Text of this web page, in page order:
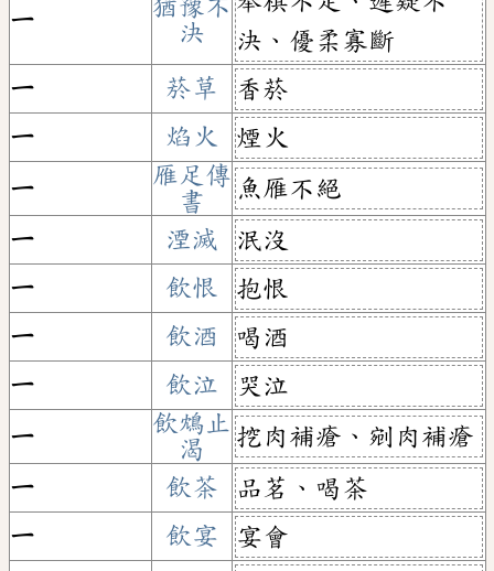
ㄧ
猶豫不
決
決、優柔寡斷
ㄧ
菸草
香菸
ㄧ
焰火
煙火
ㄧ
雁足傳
書
魚雁不絕
ㄧ
湮滅
泯沒
ㄧ
飲恨
抱恨
ㄧ
飲酒
喝酒
ㄧ
飲泣
哭泣
ㄧ
飲鴆止
渴
挖肉補瘡、剜肉補瘡
ㄧ
飲茶
品茗、喝茶
ㄧ
飲宴
宴會